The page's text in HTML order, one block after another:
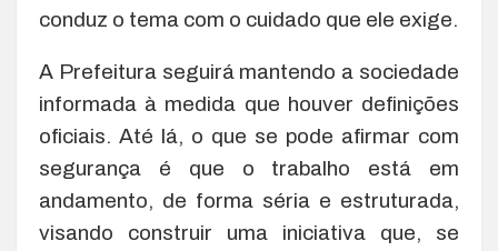
conduz o tema com o cuidado que ele exige.
A Prefeitura seguirá mantendo a sociedade
informada à medida que houver definições
oficiais. Até lá, o que se pode afirmar com
segurança é que o trabalho está em
andamento, de forma séria e estruturada,
visando construir uma iniciativa que, se